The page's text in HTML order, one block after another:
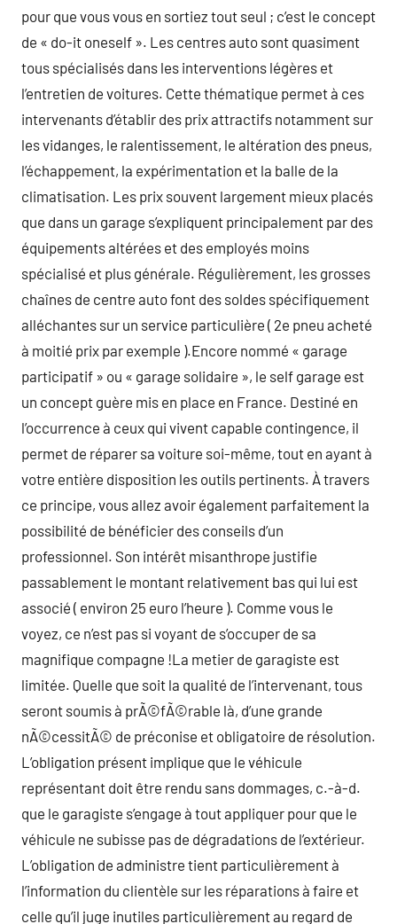
pour que vous vous en sortiez tout seul ; c’est le concept
de « do-it oneself ». Les centres auto sont quasiment
tous spécialisés dans les interventions légères et
l’entretien de voitures. Cette thématique permet à ces
intervenants d’établir des prix attractifs notamment sur
les vidanges, le ralentissement, le altération des pneus,
l’échappement, la expérimentation et la balle de la
climatisation. Les prix souvent largement mieux placés
que dans un garage s’expliquent principalement par des
équipements altérées et des employés moins
spécialisé et plus générale. Régulièrement, les grosses
chaînes de centre auto font des soldes spécifiquement
alléchantes sur un service particulière ( 2e pneu acheté
à moitié prix par exemple ).Encore nommé « garage
participatif » ou « garage solidaire », le self garage est
un concept guère mis en place en France. Destiné en
l’occurrence à ceux qui vivent capable contingence, il
permet de réparer sa voiture soi-même, tout en ayant à
votre entière disposition les outils pertinents. À travers
ce principe, vous allez avoir également parfaitement la
possibilité de bénéficier des conseils d’un
professionnel. Son intérêt misanthrope justifie
passablement le montant relativement bas qui lui est
associé ( environ 25 euro l’heure ). Comme vous le
voyez, ce n’est pas si voyant de s’occuper de sa
magnifique compagne !La metier de garagiste est
limitée. Quelle que soit la qualité de l’intervenant, tous
seront soumis à prÃ©fÃ©rable là, d’une grande
nÃ©cessitÃ© de préconise et obligatoire de résolution.
L’obligation présent implique que le véhicule
représentant doit être rendu sans dommages, c.-à-d.
que le garagiste s’engage à tout appliquer pour que le
véhicule ne subisse pas de dégradations de l’extérieur.
L’obligation de administre tient particulièrement à
l’information du clientèle sur les réparations à faire et
celle qu’il juge inutiles particulièrement au regard de